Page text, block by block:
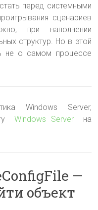
перед системными
сценариев
при наполнении
структур. Но в этой
не о самом процессе
Windows Server,
Windows Server
на
—
объект